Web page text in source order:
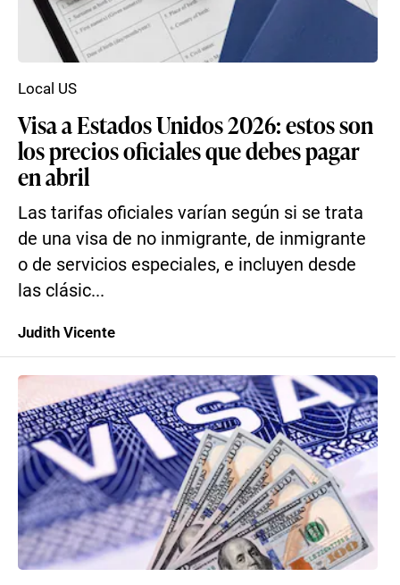
Visa a Estados Unidos 2026: estos son
los precios oficiales que debes pagar
en abril
Las tarifas oficiales varían según si se trata
de una visa de no inmigrante, de inmigrante
o de servicios especiales, e incluyen desde
las clásic...
Local US
Judith Vicente